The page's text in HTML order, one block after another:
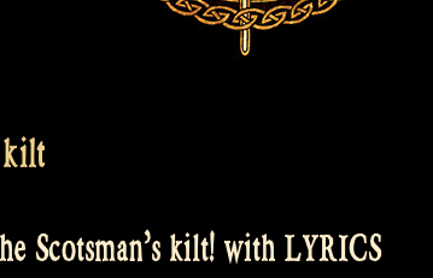
kilt
Scotsman’s kilt! with LYRICS